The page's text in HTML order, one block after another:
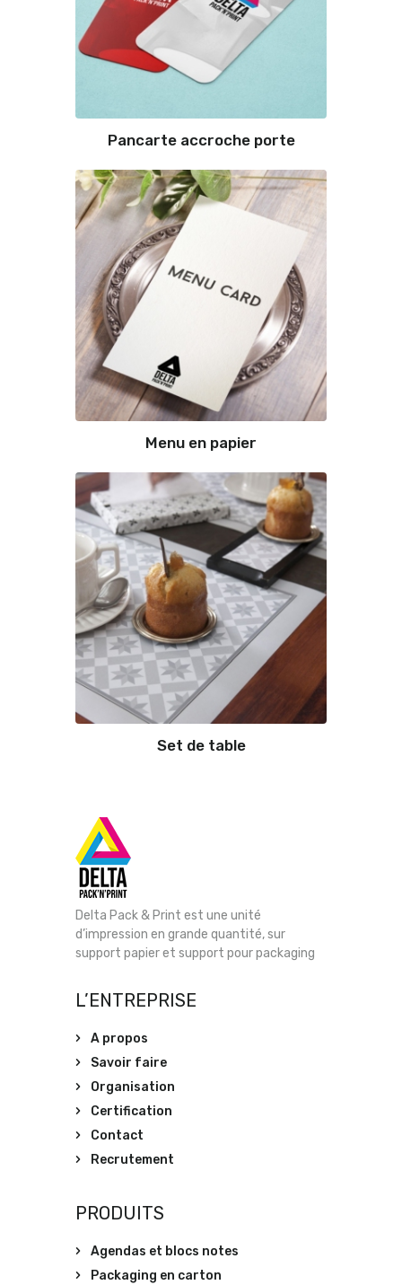
Pancarte accroche porte
Menu en papier
Set de table
Delta Pack & Print est une unité
d’impression en grande quantité, sur
support papier et support pour packaging
L’ENTREPRISE
A propos
Savoir faire
Organisation
Certification
Contact
Recrutement
PRODUITS
Agendas et blocs notes
Packaging en carton